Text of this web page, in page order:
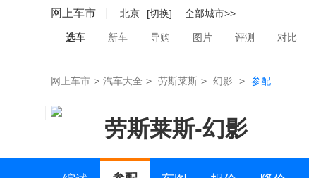
网上车市 北京 [切换] 全部城市>>
选车 新车 导购 图片 评测 对比
网上车市 > 汽车大全 > 劳斯莱斯 > 幻影 > 参配
劳斯莱斯-幻影